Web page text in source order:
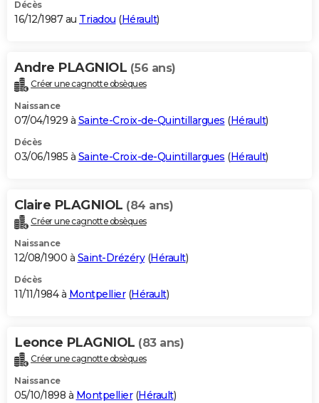
Décès
16/12/1987 au Triadou (Hérault)
Andre PLAGNIOL (56 ans)
Créer une cagnotte obsèques
Naissance
07/04/1929 à Sainte-Croix-de-Quintillargues (Hérault)
Décès
03/06/1985 à Sainte-Croix-de-Quintillargues (Hérault)
Claire PLAGNIOL (84 ans)
Créer une cagnotte obsèques
Naissance
12/08/1900 à Saint-Drézéry(Hérault)
Décès
11/11/1984 à Montpellier(Hérault)
Leonce PLAGNIOL (83 ans)
Créer une cagnotte obsèques
Naissance
05/10/1898 à Montpellier(Hérault)